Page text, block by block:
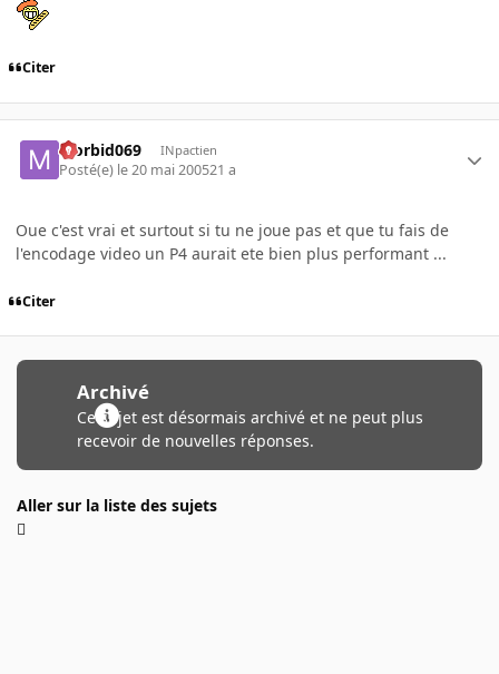
Citer
Morbid069 INpactien
Posté(e) le 20 mai 200521 a
Oue c'est vrai et surtout si tu ne joue pas et que tu fais de
l'encodage video un P4 aurait ete bien plus performant ...
Citer
Archivé
Ce sujet est désormais archivé et ne peut plus
recevoir de nouvelles réponses.
Aller sur la liste des sujets